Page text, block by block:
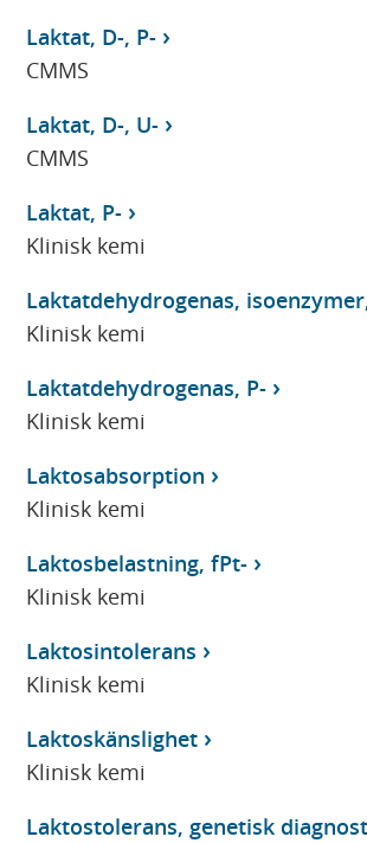
Laktat, D-, P-
CMMS
Laktat, D-, U-
CMMS
Laktat, P-
Klinisk kemi
Laktatdehydrogenas,
Klinisk kemi
Laktatdehydrogenas, P-
Klinisk kemi
Laktosabsorption
Klinisk kemi
Laktosbelastning, fPt-
Klinisk kemi
Laktosintolerans
Klinisk kemi
Laktoskänslighet
Klinisk kemi
Laktostolerans, genetisk